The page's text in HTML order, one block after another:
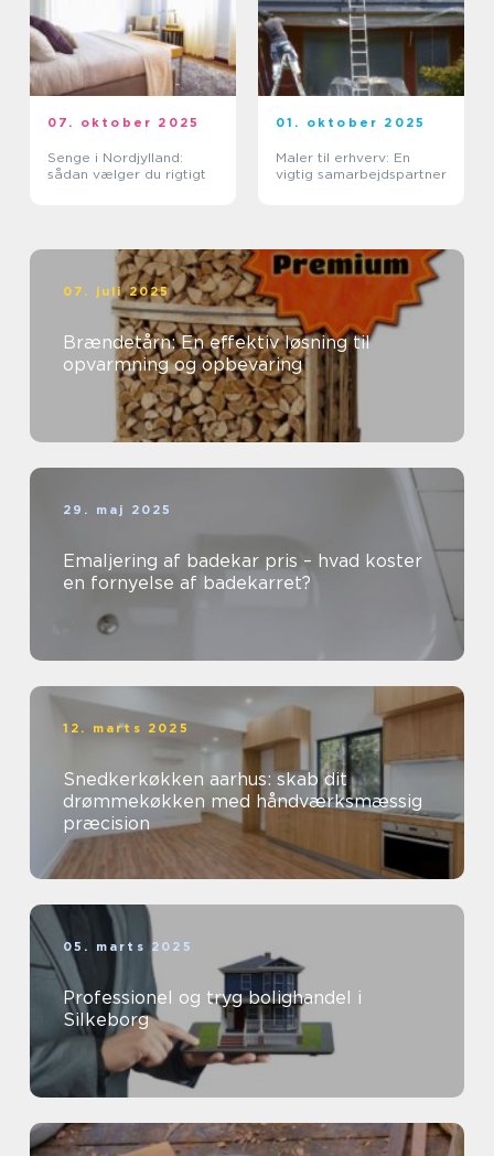
07. oktober 2025
Senge i Nordjylland:
sådan vælger du rigtigt
01. oktober 2025
Maler til erhverv: En
vigtig samarbejdspartner
07. juli 2025
Brændetårn: En effektiv løsning til
opvarmning og opbevaring
29. maj 2025
Emaljering af badekar pris – hvad koster
en fornyelse af badekarret?
12. marts 2025
Snedkerkøkken aarhus: skab dit
drømmekøkken med håndværksmæssig
præcision
05. marts 2025
Professionel og tryg bolighandel i
Silkeborg